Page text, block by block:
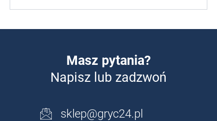
Masz pytania?
Napisz lub zadzwoń
sklep@gryc24.pl